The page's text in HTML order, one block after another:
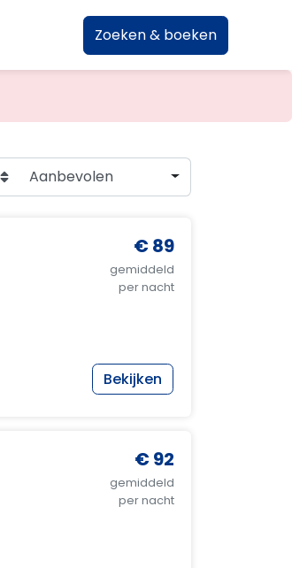
Aanbevolen
€ 89
gemiddeld
per nacht
Bekijken
€ 92
gemiddeld
per nacht
Zoeken & boeken